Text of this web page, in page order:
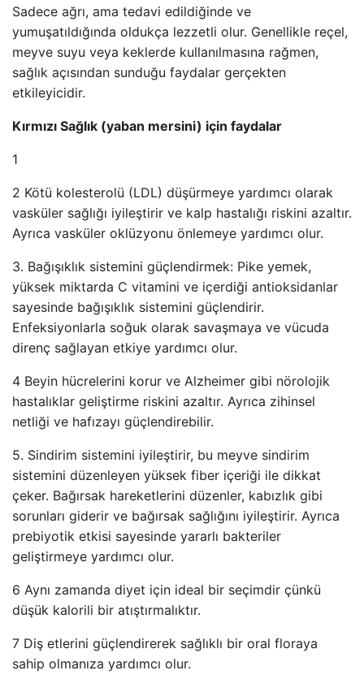
Sadece ağrı, ama tedavi edildiğinde ve
yumuşatıldığında oldukça lezzetli olur. Genellikle reçel,
meyve suyu veya keklerde kullanılmasına rağmen,
sağlık açısından sunduğu faydalar gerçekten
etkileyicidir.
Kırmızı Sağlık (yaban mersini) için faydalar
1
2 Kötü kolesterolü (LDL) düşürmeye yardımcı olarak
vasküler sağlığı iyileştirir ve kalp hastalığı riskini azaltır.
Ayrıca vasküler oklüzyonu önlemeye yardımcı olur.
3. Bağışıklık sistemini güçlendirmek: Pike yemek,
yüksek miktarda C vitamini ve içerdiği antioksidanlar
sayesinde bağışıklık sistemini güçlendirir.
Enfeksiyonlarla soğuk olarak savaşmaya ve vücuda
direnç sağlayan etkiye yardımcı olur.
4 Beyin hücrelerini korur ve Alzheimer gibi nörolojik
hastalıklar geliştirme riskini azaltır. Ayrıca zihinsel
netliği ve hafızayı güçlendirebilir.
5. Sindirim sistemini iyileştirir, bu meyve sindirim
sistemini düzenleyen yüksek fiber içeriği ile dikkat
çeker. Bağırsak hareketlerini düzenler, kabızlık gibi
sorunları giderir ve bağırsak sağlığını iyileştirir. Ayrıca
prebiyotik etkisi sayesinde yararlı bakteriler
geliştirmeye yardımcı olur.
6 Aynı zamanda diyet için ideal bir seçimdir çünkü
düşük kalorili bir atıştırmalıktır.
7 Diş etlerini güçlendirerek sağlıklı bir oral floraya
sahip olmanıza yardımcı olur.